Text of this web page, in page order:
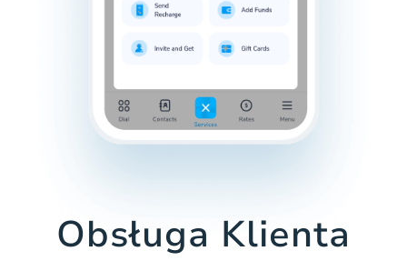
Obsługa Klienta